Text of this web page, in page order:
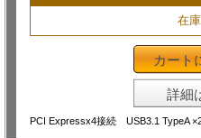
在
カート
詳細
PCI Expressx4接続 USB3.1 TypeA